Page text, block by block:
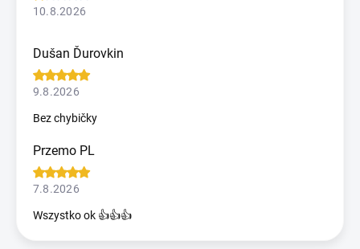
10.8.2026
Dušan Ďurovkin
9.8.2026
Bez chybičky
Przemo PL
7.8.2026
Wszystko ok 👍👍👍